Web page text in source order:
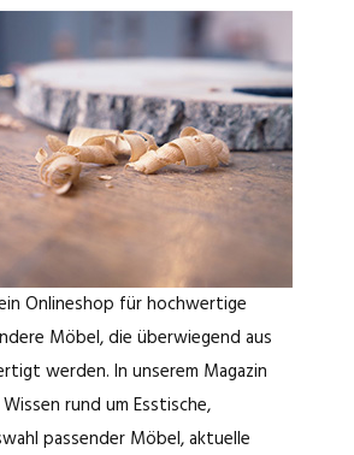
Onlineshop für hochwertige
Möbel, die überwiegend aus
werden. In unserem Magazin
rund um Esstische,
passender Möbel, aktuelle